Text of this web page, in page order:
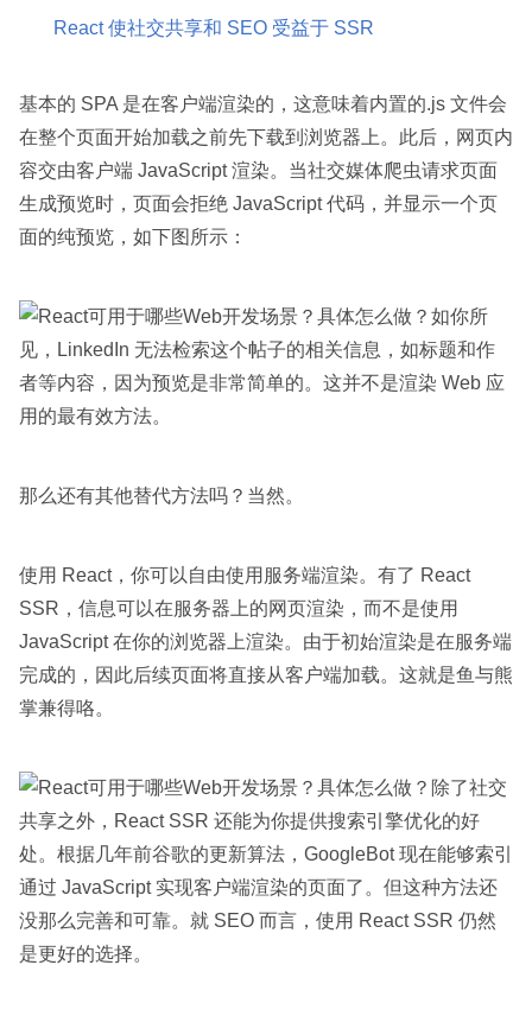
React 使社交共享和 SEO 受益于 SSR
基本的 SPA 是在客户端渲染的，这意味着内置的.js 文件会
在整个页面开始加载之前先下载到浏览器上。此后，网页内
容交由客户端 JavaScript 渲染。当社交媒体爬虫请求页面
生成预览时，页面会拒绝 JavaScript 代码，并显示一个页
面的纯预览，如下图所示：
如你所
见，LinkedIn 无法检索这个帖子的相关信息，如标题和作
者等内容，因为预览是非常简单的。这并不是渲染 Web 应
用的最有效方法。
那么还有其他替代方法吗？当然。
使用 React，你可以自由使用服务端渲染。有了 React
SSR，信息可以在服务器上的网页渲染，而不是使用
JavaScript 在你的浏览器上渲染。由于初始渲染是在服务端
完成的，因此后续页面将直接从客户端加载。这就是鱼与熊
掌兼得咯。
除了社交
共享之外，React SSR 还能为你提供搜索引擎优化的好
处。根据几年前谷歌的更新算法，GoogleBot 现在能够索引
通过 JavaScript 实现客户端渲染的页面了。但这种方法还
没那么完善和可靠。就 SEO 而言，使用 React SSR 仍然
是更好的选择。